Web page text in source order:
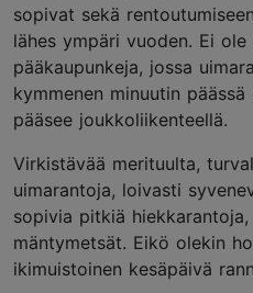
sopivat sekä
lähes ympäri vuoden. Ei
pääkaupunkeja, jossa
kymmenen minuutin
pääsee joukkoliikenteellä.
Virkistävää merituulta,
uimarantoja, loivasti
sopivia pitkiä
mäntymetsät. Eikö olekin
ikimuistoinen kesäpäivä